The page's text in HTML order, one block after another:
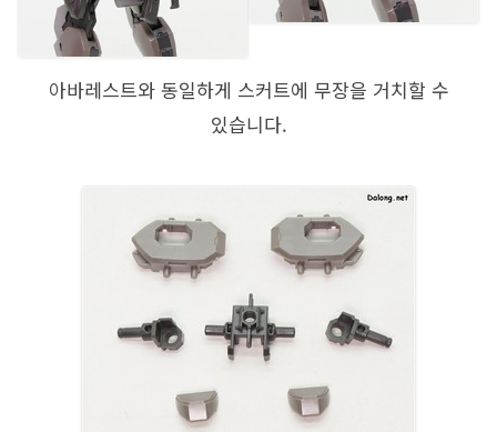
아바레스트와 동일하게 스커트에 무장을 거치할 수
있습니다.